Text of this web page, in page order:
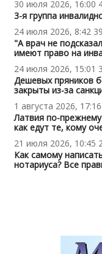
30 июля 2026, 16:00
3-я группа
24 июля 2026, 8:42
"А врач не
имеют право на
24 июля 2026, 15:01
Дешевых пряников
закрыты из-за
1 августа 2026, 17:16
Латвия по-
как едут те, кому
21 июля 2026, 10:45
Как самому
нотариуса? Все